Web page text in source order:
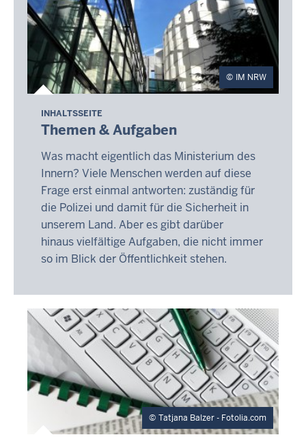
1058
results.
IM NRW
INHALTSSEITE
Themen & Aufgaben
Was macht eigentlich das Ministerium des
Innern? Viele Menschen werden auf diese
Frage erst einmal antworten: zuständig für
die Polizei und damit für die Sicherheit in
unserem Land. Aber es gibt darüber
hinaus vielfältige Aufgaben, die nicht immer
so im Blick der Öffentlichkeit stehen.
Tatjana Balzer - Fotolia.com